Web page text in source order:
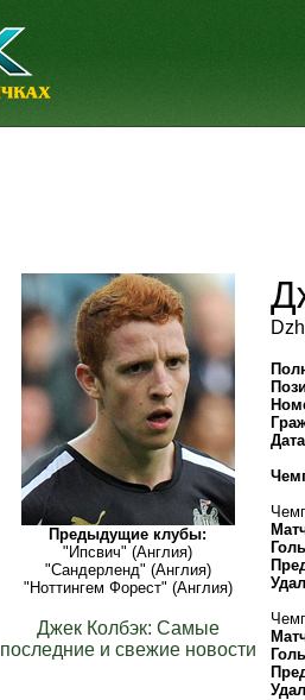
Предыдущие клубы:
"Ипсвич" (Англия)
"Сандерленд" (Англия)
"Ноттингем Форест" (Англия)
Джек Колбэк: Самые
последние и свежие новости